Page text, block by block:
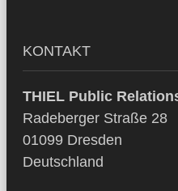
KONTAKT
THIEL Public
Radeberger Straße 28
01099 Dresden
Deutschland